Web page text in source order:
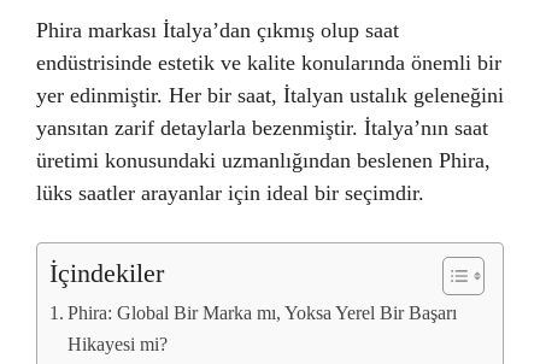
Phira markası İtalya’dan çıkmış olup saat
endüstrisinde estetik ve kalite konularında önemli bir
yer edinmiştir. Her bir saat, İtalyan ustalık geleneğini
yansıtan zarif detaylarla bezenmiştir. İtalya’nın saat
üretimi konusundaki uzmanlığından beslenen Phira,
lüks saatler arayanlar için ideal bir seçimdir.
İçindekiler
Phira: Global Bir Marka mı, Yoksa Yerel Bir Başarı
Hikayesi mi?